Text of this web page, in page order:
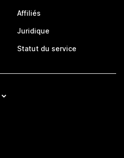
Affiliés
Juridique
Statut du service